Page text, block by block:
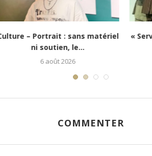
un
Lubumbashi : Kongo 26Street
redonne espoir aux enfants...
5 août 2026
COMMENTER